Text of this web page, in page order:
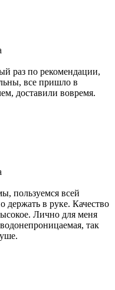
раз по рекомендации,
все пришло в
доставили вовремя.
пользуемся всей
в руке. Качество
Лично для меня
так